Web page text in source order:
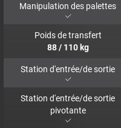
Manipulation des palettes
Poids de transfert
88 / 110 kg
Station d'entrée/de sortie
Station d'entrée/de sortie
pivotante